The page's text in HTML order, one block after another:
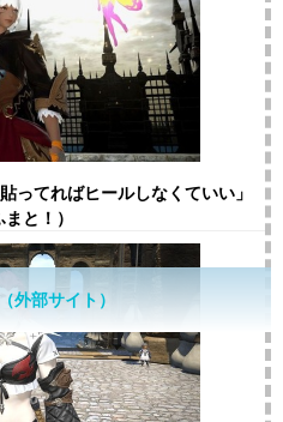
ってればヒールしなくていい」
まと！）
外部サイト）